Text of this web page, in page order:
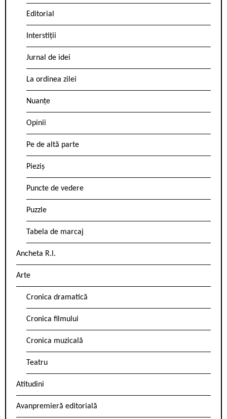
Editorial
Interstiții
Jurnal de idei
La ordinea zilei
Nuanțe
Opinii
Pe de altă parte
Pieziș
Puncte de vedere
Puzzle
Tabela de marcaj
Ancheta R.l.
Arte
Cronica dramatică
Cronica filmului
Cronica muzicală
Teatru
Atitudini
Avanpremieră editorială